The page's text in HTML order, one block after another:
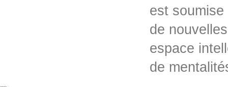
est
de
espace
de